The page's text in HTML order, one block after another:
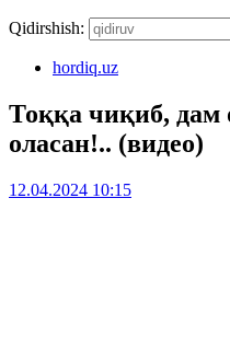
Qidirshish:
hordiq.uz
Тоққа чиқиб,
оласан!.. (видео)
12.04.2024 10:15